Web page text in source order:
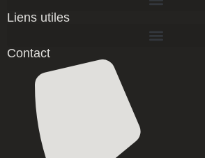
Liens utiles
Contact